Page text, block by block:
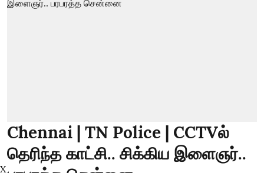
Chennai | TN Police | CCTVல்
தெரிந்த காட்சி.. சிக்கிய இளைஞர்..
X